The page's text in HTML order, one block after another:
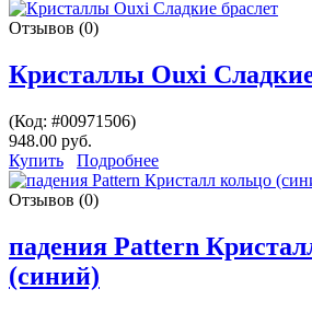
Отзывов (0)
Кристаллы Ouxi
(Код: #00971506)
948.00 руб.
Купить
Подробнее
Отзывов (0)
падения Pattern
(синий)